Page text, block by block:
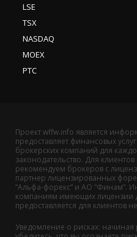
LSE
TSX
NASDAQ
MOEX
РТС
Проект wffw.info является
предоставляет финансовых
брокерских компаний для
законодательство. Для
рекомендуем брокеров с
партнер лицензированных
“Альфа-форекс” и АО “Финам”.
компаниям имеющих лицензии
предоставляется для клиентов
Уведомление о рисках: